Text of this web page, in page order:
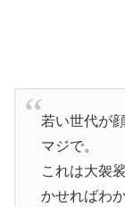
若い世代が
マジで。
これは大袈
かせればわ